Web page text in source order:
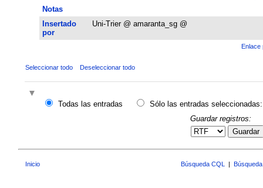
Notas
Insertado
por
Uni-Trier @ amaranta_sg @
Enlace
Seleccionar todo Deseleccionar todo
Todas las entradas
Sólo las entradas seleccionadas:
Guardar registros:
Guardar
Inicio Búsqueda CQL